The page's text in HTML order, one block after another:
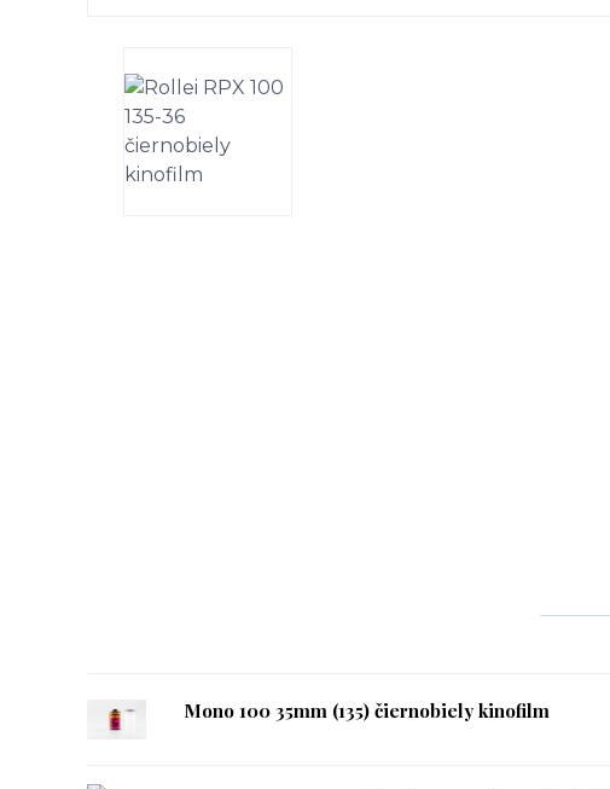
Mono 100 35mm (135) čiernobiely kinofilm